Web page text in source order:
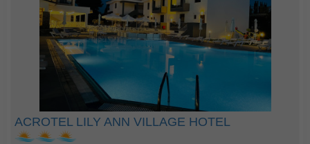
ACROTEL LILY ANN VILLAGE HOTEL